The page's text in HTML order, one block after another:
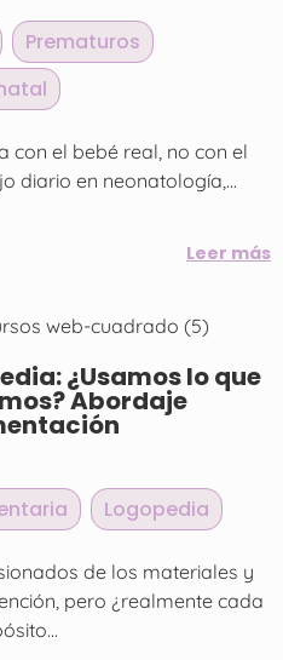
Prematuros
con el bebé real, no con el
diario en neonatología,...
Leer más
¿Usamos lo que
Abordaje
Logopedia
de los materiales y
pero ¿realmente cada